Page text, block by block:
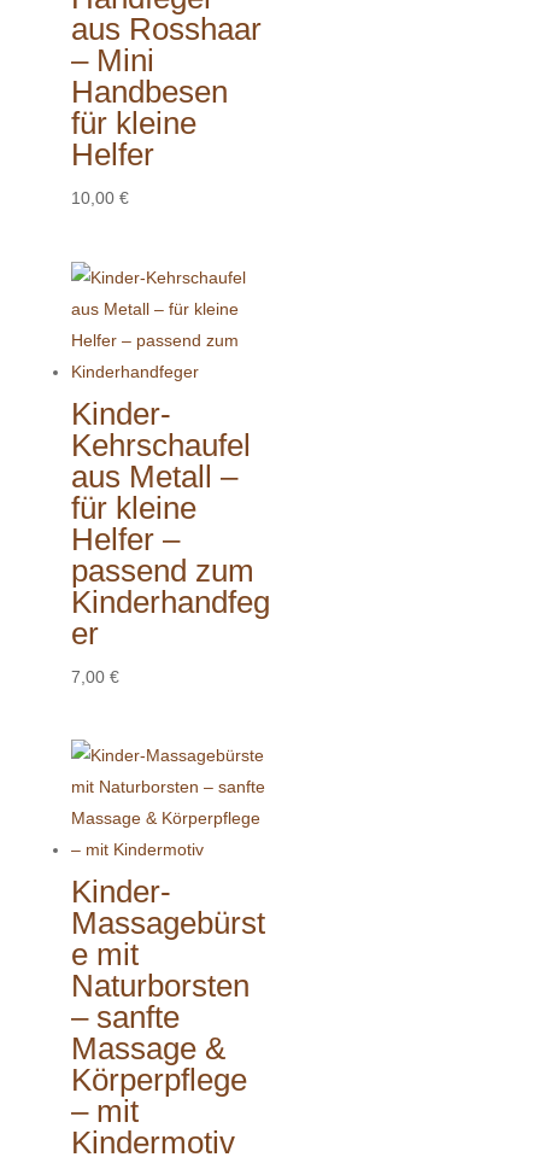
aus Rosshaar
– Mini
Handbesen
für kleine
Helfer
10,00 €
Kinder-
Kehrschaufel
aus Metall –
für kleine
Helfer –
passend zum
Kinderhandfeg
er
7,00 €
Kinder-
Massagebürst
e mit
Naturborsten
– sanfte
Massage &
Körperpflege
– mit
Kindermotiv